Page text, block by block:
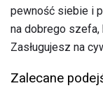
pewność siebie i
na dobrego szefa,
Zasługujesz na
Zalecane